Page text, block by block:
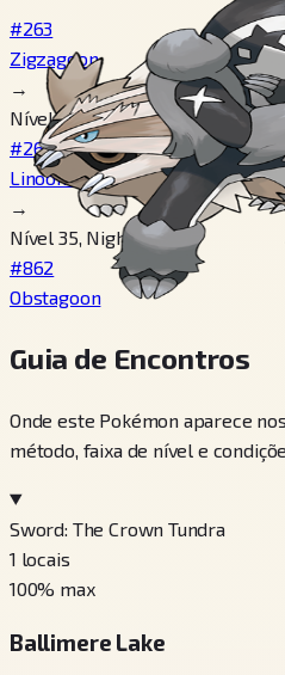
#263
Zigzagoon
→
Nível 20, Nível 20
#264
Linoone
→
Nível 35, Night tempo
#862
Obstagoon
Guia de Encontros
Onde este Pokémon aparece
método, faixa de nível e
Sword: The Crown Tundra
1 locais
100% max
Ballimere Lake